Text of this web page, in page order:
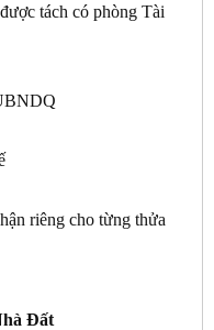
tách có phòng Tài
riêng cho từng thửa
Đất